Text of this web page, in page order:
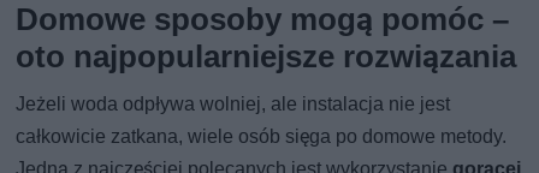
Domowe sposoby mogą pomóc –
oto najpopularniejsze rozwiązania
Jeżeli woda odpływa wolniej, ale instalacja nie jest
całkowicie zatkana, wiele osób sięga po domowe metody.